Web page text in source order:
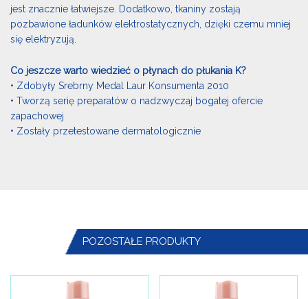
jest znacznie łatwiejsze. Dodatkowo, tkaniny zostają
pozbawione ładunków elektrostatycznych, dzięki czemu mniej
się elektryzują.
Co jeszcze warto wiedzieć o płynach do płukania K?
• Zdobyły Srebrny Medal Laur Konsumenta 2010
• Tworzą serię preparatów o nadzwyczaj bogatej ofercie
zapachowej
• Zostały przetestowane dermatologicznie
POZOSTAŁE PRODUKTY